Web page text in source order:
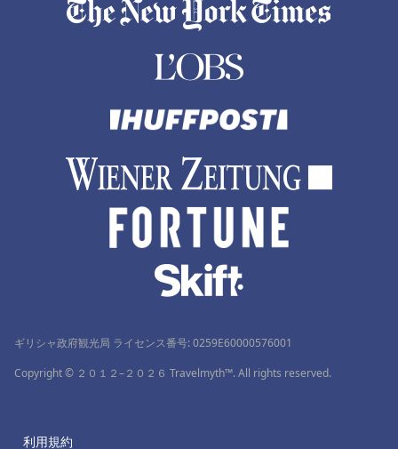
ギリシャ政府観光局 ライセンス番号: 0259Ε60000576001
Copyright © ２０１２–２０２６ Travelmyth™. All rights reserved.
利用規約